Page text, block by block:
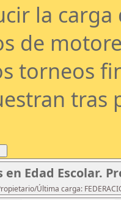
la
de
torneos
tras
Edad Escolar.
Última carga: